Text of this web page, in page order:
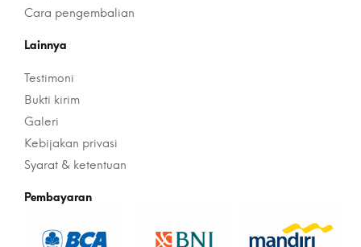
Cara pengembalian
Lainnya
Testimoni
Bukti kirim
Galeri
Kebijakan privasi
Syarat & ketentuan
Pembayaran